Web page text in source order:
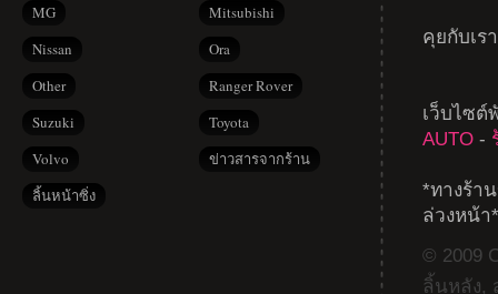
MG
Mitsubishi
Nissan
Ora
Other
Ranger Rover
Suzuki
Toyota
Volvo
ข่าวสารจากร้าน
ลิ้นหน้าซิ่ง
คุยกับเร
เว็บไซ
AUTO -
*ทางร้า
ล่วงหน้า*
© 2009
ลิ้นหลัง,